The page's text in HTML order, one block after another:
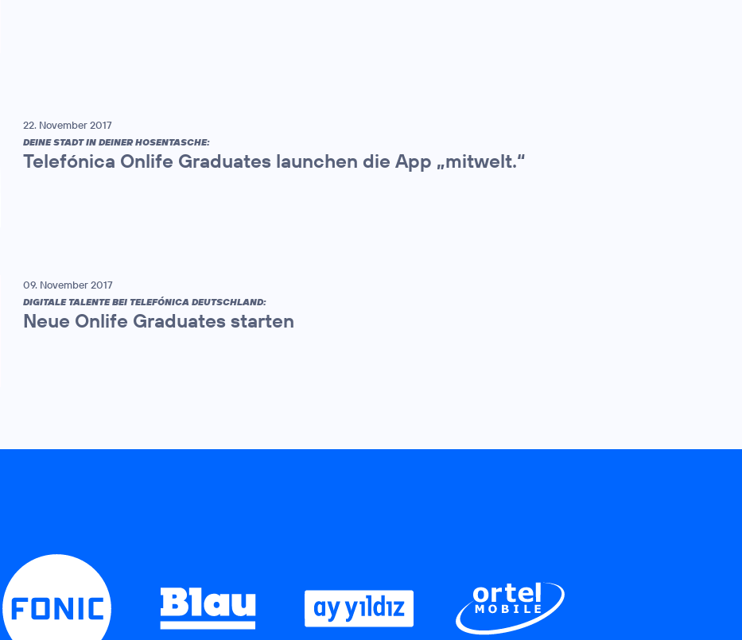
22. November 2017
DEINE STADT IN DEINER HOSENTASCHE:
Telefónica Onlife Graduates launchen die App „mitwelt.“
09. November 2017
DIGITALE TALENTE BEI TELEFÓNICA DEUTSCHLAND:
Neue Onlife Graduates starten